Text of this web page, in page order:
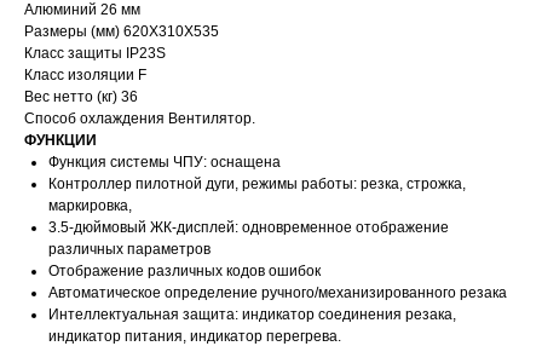
Алюминий 26 мм
Размеры (мм) 620X310X535
Класс защиты IP23S
Класс изоляции F
Вес нетто (кг) 36
Способ охлаждения Вентилятор.
ФУНКЦИИ
Функция системы ЧПУ: оснащена
Контроллер пилотной дуги, режимы работы: резка, строжка,
маркировка,
3.5-дюймовый ЖК-дисплей: одновременное отображение
различных параметров
Отображение различных кодов ошибок
Автоматическое определение ручного/механизированного резака
Интеллектуальная защита: индикатор соединения резака,
индикатор питания, индикатор перегрева.